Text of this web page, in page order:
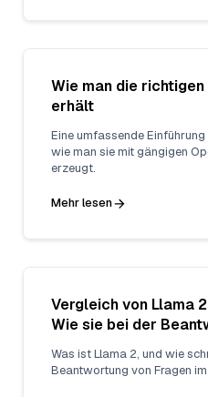
Wie man die
erhält
Eine umfassende
wie man sie mit gängigen
erzeugt.
Mehr lesen
Vergleich von Llama
Wie sie bei der
Was ist Llama 2, und wie
Beantwortung von Fragen